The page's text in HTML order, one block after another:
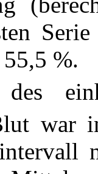
%.
war